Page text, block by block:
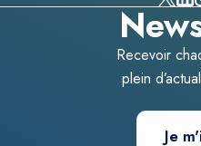
Recevoir
plein
Je